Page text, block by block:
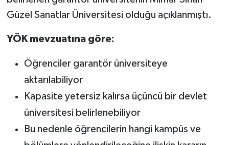
Güzel Sanatlar Üniversitesi olduğu açıklanmıştı.
YÖK mevzuatına göre:
Öğrenciler garantör üniversiteye
aktarılabiliyor
Kapasite yetersiz kalırsa üçüncü bir devlet
üniversitesi belirlenebiliyor
Bu nedenle öğrencilerin hangi kampüs ve